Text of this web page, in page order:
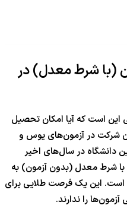
(با شرط معدل) در
این است که آیا امکان تحصیل
شرکت در آزمون‌های یوس و
دانشگاه در سال‌های اخیر
شرط معدل (بدون آزمون) به
است. این یک فرصت طلایی برای
را ندارند.